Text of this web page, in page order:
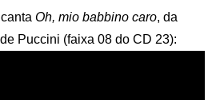
cantaOh, mio babbino caro, da
Puccini (faixa 08 do CD 23):